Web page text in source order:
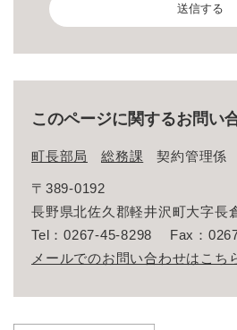
このページに関するお問い
町長部局 総務課 契約管理係
〒389-0192
長野県北佐久郡軽井沢町大字長
Tel：0267-45-8298
Fax：
メールでのお問い合わせはこち